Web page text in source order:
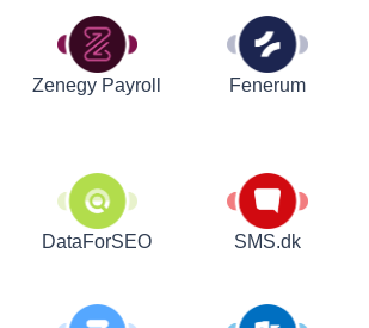
Zenegy Payroll Fenerum
DataForSEO SMS.dk